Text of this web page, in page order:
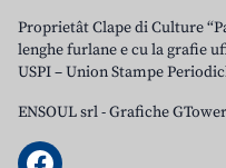
Proprietât Clape di Culture
lenghe furlane e cu la grafie
USPI – Union Stampe
ENSOUL srl-Grafiche